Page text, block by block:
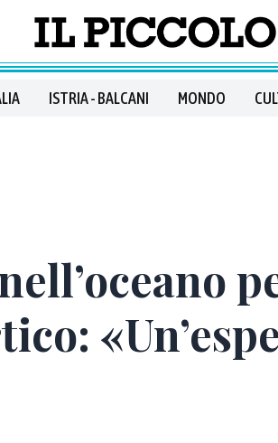
ISTRIA - BALCANI MONDO